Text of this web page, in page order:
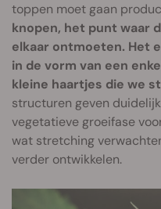
toppen moet gaan
knopen, het punt waar
elkaar ontmoeten. Het
in de vorm van een
kleine haartjes die we
structuren geven
vegetatieve groeifase
wat stretching
verder ontwikkelen.